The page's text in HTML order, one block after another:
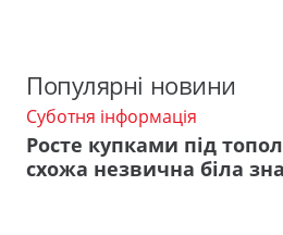
Популярні новини
Суботня інформація
Росте купками під
схожа незвична біла